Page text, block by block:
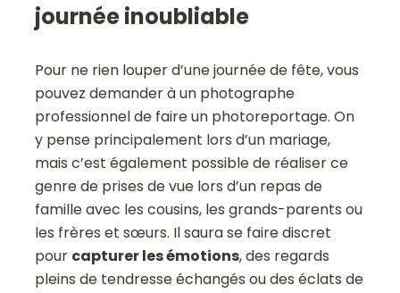
journée inoubliable
Pour ne rien louper d’une journée de fête, vous
pouvez demander à un photographe
professionnel de faire un photoreportage. On
y pense principalement lors d’un mariage,
mais c’est également possible de réaliser ce
genre de prises de vue lors d’un repas de
famille avec les cousins, les grands-parents ou
les frères et sœurs. Il saura se faire discret
pour capturer les émotions, des regards
pleins de tendresse échangés ou des éclats de